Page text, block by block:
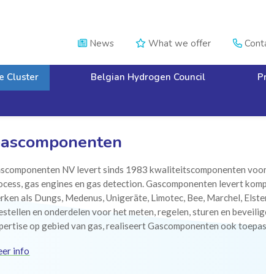
News  What we offer 
Cluster Belgian Hydrogen Council
NV levert sinds 1983 kwaliteitscomponenten
gas engines en gas detection. Gascomponenten levert
als Dungs, Medenus, Unigeräte, Limotec, Bee, Marchel,
en onderdelen voor het meten, regelen, sturen en
op gebied van gas, realiseert Gascomponenten ook
info